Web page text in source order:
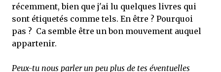
récemment, bien que j'ai lu quelques livres qui
sont étiquetés comme tels. En être ? Pourquoi
pas ? Ca semble être un bon mouvement auquel
appartenir.
Peux-tu nous parler un peu plus de tes éventuelles